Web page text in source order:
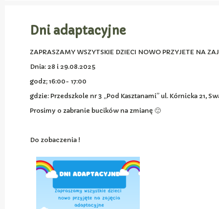
Dni adaptacyjne
ZAPRASZAMY WSZYTSKIE DZIECI NOWO PRZYJETE NA
Dnia: 28 i 29.08.2025
godz; 16:00- 17:00
gdzie: Przedszkole nr 3 „Pod Kasztanami” ul. Kórnicka 21,
Prosimy o zabranie bucików na zmianę 🙂
Do zobaczenia !